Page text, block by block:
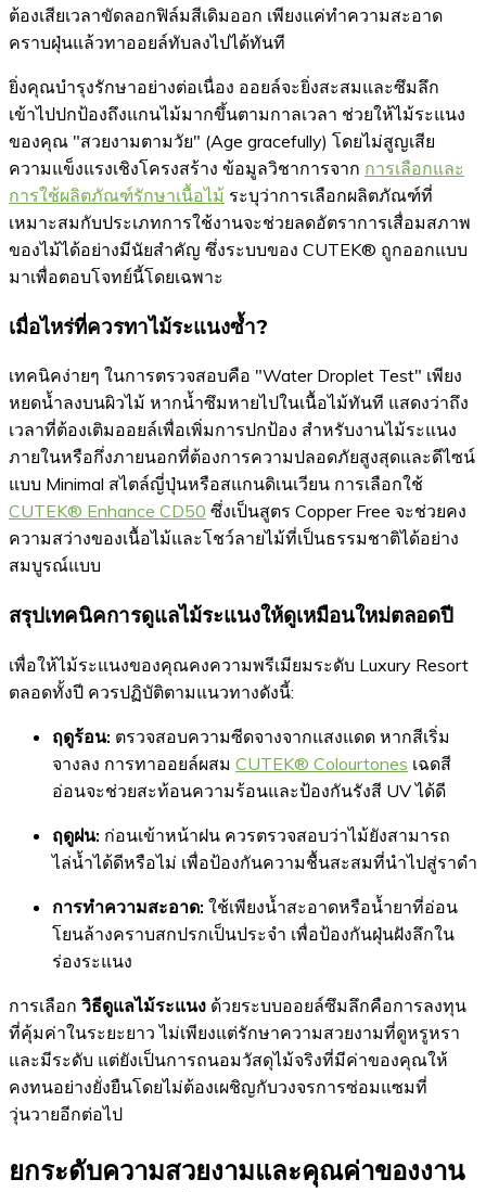
ต้องเสียเวลาขัดลอกฟิล์มสีเดิมออก เพียงแค่ทำความสะอาด
คราบฝุ่นแล้วทาออยล์ทับลงไปได้ทันที
ยิ่งคุณบำรุงรักษาอย่างต่อเนื่อง ออยล์จะยิ่งสะสมและซึมลึก
เข้าไปปกป้องถึงแกนไม้มากขึ้นตามกาลเวลา ช่วยให้ไม้ระแนง
ของคุณ "สวยงามตามวัย" (Age gracefully) โดยไม่สูญเสีย
ความแข็งแรงเชิงโครงสร้าง ข้อมูลวิชาการจาก การเลือกและ
การใช้ผลิตภัณฑ์รักษาเนื้อไม้ ระบุว่าการเลือกผลิตภัณฑ์ที่
เหมาะสมกับประเภทการใช้งานจะช่วยลดอัตราการเสื่อมสภาพ
ของไม้ได้อย่างมีนัยสำคัญ ซึ่งระบบของ CUTEK® ถูกออกแบบ
มาเพื่อตอบโจทย์นี้โดยเฉพาะ
เมื่อไหร่ที่ควรทาไม้ระแนงซ้ำ?
เทคนิคง่ายๆ ในการตรวจสอบคือ "Water Droplet Test" เพียง
หยดน้ำลงบนผิวไม้ หากน้ำซึมหายไปในเนื้อไม้ทันที แสดงว่าถึง
เวลาที่ต้องเติมออยล์เพื่อเพิ่มการปกป้อง สำหรับงานไม้ระแนง
ภายในหรือกึ่งภายนอกที่ต้องการความปลอดภัยสูงสุดและดีไซน์
แบบ Minimal สไตล์ญี่ปุ่นหรือสแกนดิเนเวียน การเลือกใช้
CUTEK® Enhance CD50 ซึ่งเป็นสูตร Copper Free จะช่วยคง
ความสว่างของเนื้อไม้และโชว์ลายไม้ที่เป็นธรรมชาติได้อย่าง
สมบูรณ์แบบ
สรุปเทคนิคการดูแลไม้ระแนงให้ดูเหมือนใหม่ตลอดปี
เพื่อให้ไม้ระแนงของคุณคงความพรีเมียมระดับ Luxury Resort
ตลอดทั้งปี ควรปฏิบัติตามแนวทางดังนี้:
ฤดูร้อน: ตรวจสอบความซีดจางจากแสงแดด หากสีเริ่ม
จางลง การทาออยล์ผสม CUTEK® Colourtones เฉดสี
อ่อนจะช่วยสะท้อนความร้อนและป้องกันรังสี UV ได้ดี
ฤดูฝน: ก่อนเข้าหน้าฝน ควรตรวจสอบว่าไม้ยังสามารถ
ไล่น้ำได้ดีหรือไม่ เพื่อป้องกันความชื้นสะสมที่นำไปสู่ราดำ
การทำความสะอาด: ใช้เพียงน้ำสะอาดหรือน้ำยาที่อ่อน
โยนล้างคราบสกปรกเป็นประจำ เพื่อป้องกันฝุ่นฝังลึกใน
ร่องระแนง
การเลือก วิธีดูแลไม้ระแนง ด้วยระบบออยล์ซึมลึกคือการลงทุน
ที่คุ้มค่าในระยะยาว ไม่เพียงแต่รักษาความสวยงามที่ดูหรูหรา
และมีระดับ แต่ยังเป็นการถนอมวัสดุไม้จริงที่มีค่าของคุณให้
คงทนอย่างยั่งยืนโดยไม่ต้องเผชิญกับวงจรการซ่อมแซมที่
วุ่นวายอีกต่อไป
ยกระดับความสวยงามและคุณค่าของงาน